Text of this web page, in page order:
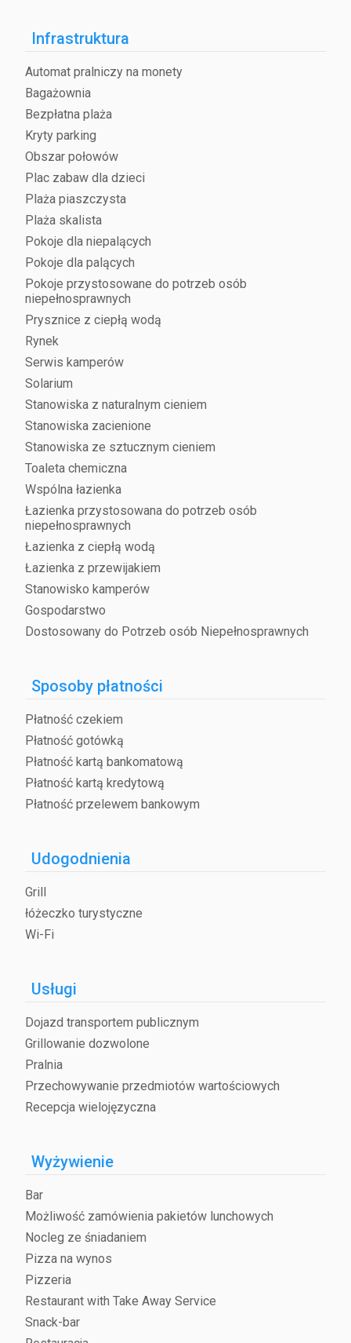
Infrastruktura
Automat pralniczy na monety
Bagażownia
Bezpłatna plaża
Kryty parking
Obszar połowów
Plac zabaw dla dzieci
Plaża piaszczysta
Plaża skalista
Pokoje dla niepalących
Pokoje dla palących
Pokoje przystosowane do potrzeb osób
niepełnosprawnych
Prysznice z ciepłą wodą
Rynek
Serwis kamperów
Solarium
Stanowiska z naturalnym cieniem
Stanowiska zacienione
Stanowiska ze sztucznym cieniem
Toaleta chemiczna
Wspólna łazienka
Łazienka przystosowana do potrzeb osób
niepełnosprawnych
Łazienka z ciepłą wodą
Łazienka z przewijakiem
Stanowisko kamperów
Gospodarstwo
Dostosowany do Potrzeb osób Niepełnosprawnych
Sposoby płatności
Płatność czekiem
Płatność gotówką
Płatność kartą bankomatową
Płatność kartą kredytową
Płatność przelewem bankowym
Udogodnienia
Grill
łóżeczko turystyczne
Wi-Fi
Usługi
Dojazd transportem publicznym
Grillowanie dozwolone
Pralnia
Przechowywanie przedmiotów wartościowych
Recepcja wielojęzyczna
Wyżywienie
Bar
Możliwość zamówienia pakietów lunchowych
Nocleg ze śniadaniem
Pizza na wynos
Pizzeria
Restaurant with Take Away Service
Snack-bar